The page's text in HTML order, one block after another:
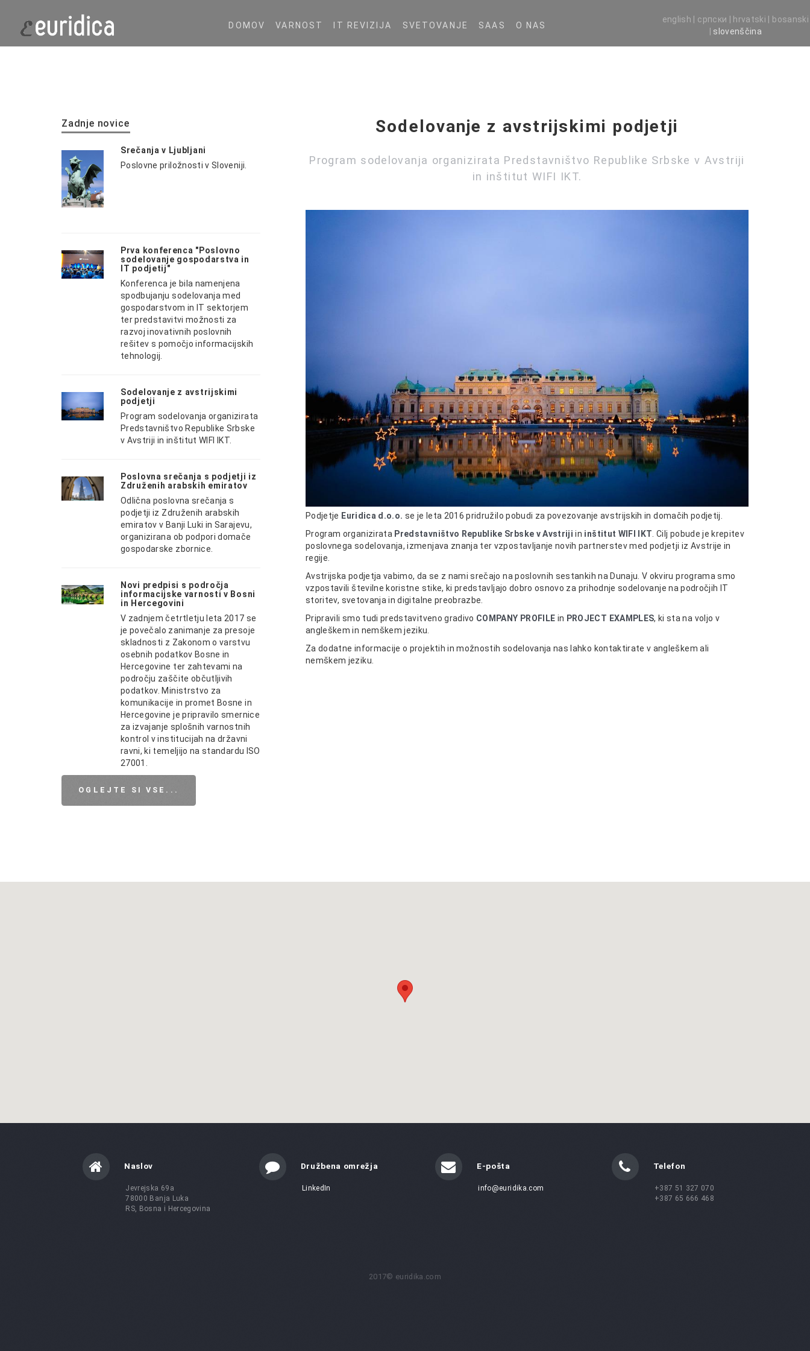
DOMOV VARNOST IT REVIZIJA SVETOVANJE SAAS O NAS
english | српски | hrvatski |
bosanski
slovenščina
Zadnje novice
Srečanja v Ljubljani
Poslovne priložnosti v Sloveniji.
Prva konferenca "Poslovno
sodelovanje gospodarstva in
IT podjetij"
Konferenca je bila namenjena
spodbujanju sodelovanja med
gospodarstvom in IT sektorjem
ter predstavitvi možnosti za
razvoj inovativnih poslovnih
rešitev s pomočjo informacijskih
tehnologij.
Sodelovanje z avstrijskimi
podjetji
Program sodelovanja organizirata
Predstavništvo Republike Srbske
v Avstriji in inštitut WIFI IKT.
Poslovna srečanja s podjetji iz
Združenih arabskih emiratov
Odlična poslovna srečanja s
podjetji iz Združenih arabskih
emiratov v Banji Luki in Sarajevu,
organizirana ob podpori domače
gospodarske zbornice.
Novi predpisi s področja
informacijske varnosti v Bosni
in Hercegovini
V zadnjem četrtletju leta 2017 se
je povečalo zanimanje za presoje
skladnosti z Zakonom o varstvu
osebnih podatkov Bosne in
Hercegovine ter zahtevami na
področju zaščite občutljivih
podatkov. Ministrstvo za
komunikacije in promet Bosne in
Hercegovine je pripravilo smernice
za izvajanje splošnih varnostnih
kontrol v institucijah na državni
ravni, ki temeljijo na standardu ISO
27001.
OGLEJTE SI VSE...
Sodelovanje z avstrijskimi podjetji
Program sodelovanja organizirata Predstavništvo Republike Srbske v Avstriji
in inštitut WIFI IKT.
Podjetje Euridica d.o.o. se je leta 2016 pridružilo pobudi za povezovanje avstrijskih in domačih podjetij.
Program organizirata Predstavništvo Republike Srbske v Avstriji in inštitut WIFI IKT . Cilj pobude je krepitev
poslovnega sodelovanja, izmenjava znanja ter vzpostavljanje novih partnerstev med podjetji iz Avstrije in
regije.
Avstrijska podjetja vabimo, da se z nami srečajo na poslovnih sestankih na Dunaju. V okviru programa smo
vzpostavili številne koristne stike, ki predstavljajo dobro osnovo za prihodnje sodelovanje na področjih IT
storitev, svetovanja in digitalne preobrazbe.
Pripravili smo tudi predstavitveno gradivo COMPANY PROFILE in PROJECT EXAMPLES, ki sta na voljo v
angleškem in nemškem jeziku.
Za dodatne informacije o projektih in možnostih sodelovanja nas lahko kontaktirate v angleškem ali
nemškem jeziku.
Naslov
Jevrejska 69a
78000 Banja Luka
RS, Bosna i Hercegovina
Družbena omrežja
LinkedIn
E-pošta
info@euridika.com
Telefon
+387 51 327 070
+387 65 666 468
2017© euridika.com